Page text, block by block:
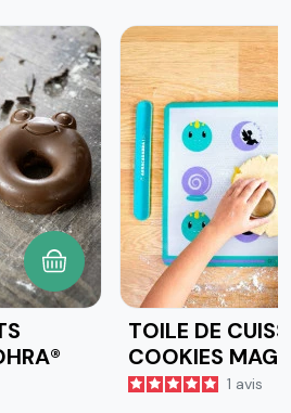
AJOUTER AU PANIER
TOILE DE
COOKIES
1 avis